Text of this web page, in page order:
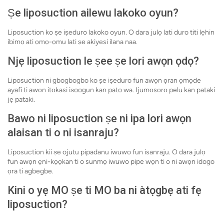
Ṣe liposuction ailewu lakoko oyun?
Liposuction ko ṣe iṣeduro lakoko oyun. O dara julọ lati duro titi lẹhin
ibimọ ati ọmọ-ọmu lati ṣe akiyesi ilana naa.
Njẹ liposuction le ṣee ṣe lori awọn ọdọ?
Liposuction ni gbogbogbo ko ṣe iṣeduro fun awọn ọran ọmọde
ayafi ti awọn itọkasi iṣoogun kan pato wa. Ijumọsọrọ pẹlu kan pataki
jẹ pataki.
Bawo ni liposuction ṣe ni ipa lori awọn
alaisan ti o ni isanraju?
Liposuction kii ṣe ojutu pipadanu iwuwo fun isanraju. O dara julọ
fun awọn ẹni-kọọkan ti o sunmọ iwuwo pipe wọn ti o ni awọn idogo
ọra ti agbegbe.
Kini o yẹ MO ṣe ti MO ba ni àtọgbẹ ati fẹ
liposuction?